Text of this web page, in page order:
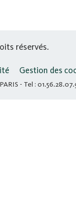
réservés.
Gestion des
- Tel :